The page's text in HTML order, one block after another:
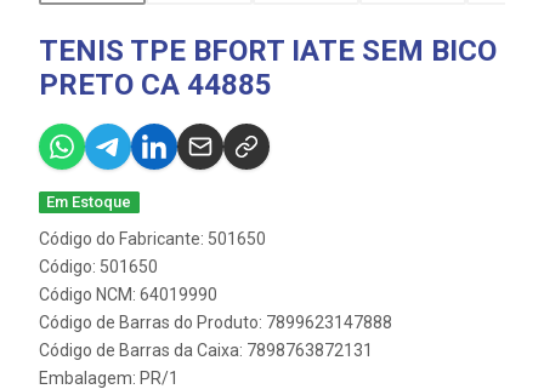
TENIS TPE BFORT IATE SEM BICO
PRETO CA 44885
Em Estoque
Código do Fabricante: 501650
Código: 501650
Código NCM: 64019990
Código de Barras do Produto: 7899623147888
Código de Barras da Caixa: 7898763872131
Embalagem: PR/1